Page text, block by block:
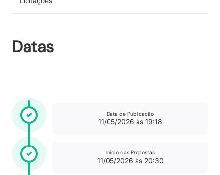
Datas
Data de Publicação
11/05/2026 às 19:18
Inicio das Propostas
11/05/2026 às 20:30